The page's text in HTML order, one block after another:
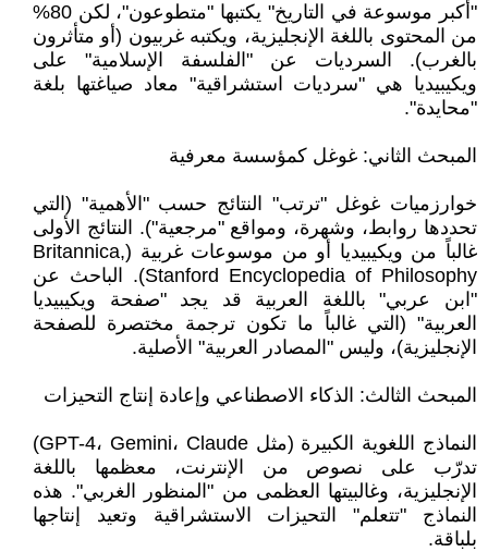
"أكبر موسوعة في التاريخ" يكتبها "متطوعون"، لكن 80%
من المحتوى باللغة الإنجليزية، ويكتبه غربيون (أو متأثرون
بالغرب). السرديات عن "الفلسفة الإسلامية" على
ويكيبيديا هي "سرديات استشراقية" معاد صياغتها بلغة
"محايدة".
المبحث الثاني: غوغل كمؤسسة معرفية
خوارزميات غوغل "ترتب" النتائج حسب "الأهمية" (التي
تحددها روابط، وشهرة، ومواقع "مرجعية"). النتائج الأولى
غالباً من ويكيبيديا أو من موسوعات غربية (Britannica,
Stanford Encyclopedia of Philosophy). الباحث عن
"ابن عربي" باللغة العربية قد يجد "صفحة ويكيبيديا
العربية" (التي غالباً ما تكون ترجمة مختصرة للصفحة
الإنجليزية)، وليس "المصادر العربية" الأصلية.
المبحث الثالث: الذكاء الاصطناعي وإعادة إنتاج التحيزات
النماذج اللغوية الكبيرة (مثل GPT-4، Gemini، Claude)
تدرّب على نصوص من الإنترنت، معظمها باللغة
الإنجليزية، وغالبيتها العظمى من "المنظور الغربي". هذه
النماذج "تتعلم" التحيزات الاستشراقية وتعيد إنتاجها
بلباقة.